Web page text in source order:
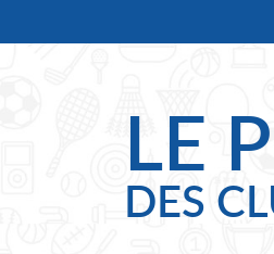
LE
DES